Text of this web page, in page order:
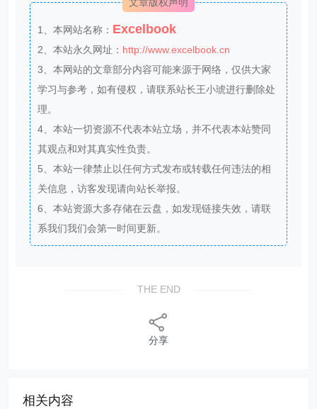
1、本网站名称： Excelbook
2、本站永久网址： http://www.excelbook.cn
3、本网站的文章部分内容可能来源于网络，仅供大家
学习与参考，如有侵权，请联系站长王小琥进行删除处
理。
4、本站一切资源不代表本站立场，并不代表本站赞同
其观点和对其真实性负责。
5、本站一律禁止以任何方式发布或转载任何违法的相
关信息，访客发现请向站长举报。
6、本站资源大多存储在云盘，如发现链接失效，请联
系我们我们会第一时间更新。
THE END
分享
相关内容